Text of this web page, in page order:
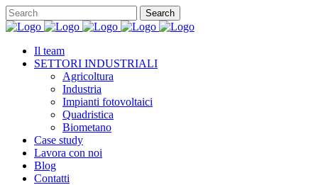
Il team
SETTORI INDUSTRIALI
Agricoltura
Industria
Impianti fotovoltaici
Quadristica
Biometano
Case study
Lavora con noi
Blog
Contatti